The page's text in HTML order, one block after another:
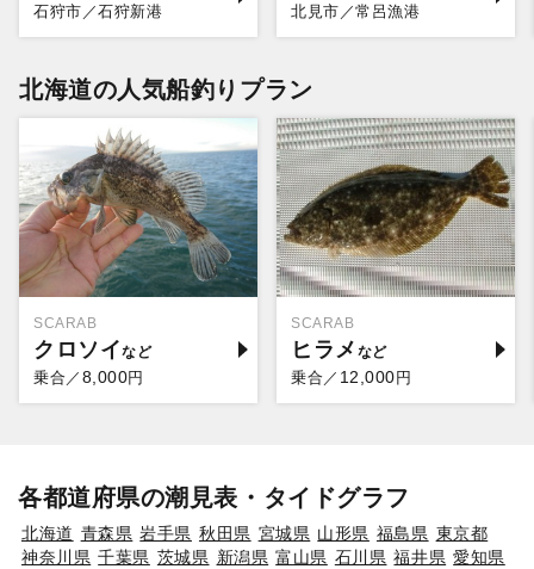
石狩市／石狩新港 北見市／常呂漁港
北海道の人気船釣りプラン
SCARAB
クロソイ
乗合／ 8,000円
SCARAB
ヒラメ
乗合／ 12,000円
各都道府県の潮見表・タイドグラフ
北海道 青森県 岩手県 秋田県 宮城県 山形県 福島県 東京都
神奈川県 千葉県 茨城県 新潟県 富山県 石川県 福井県 愛知県